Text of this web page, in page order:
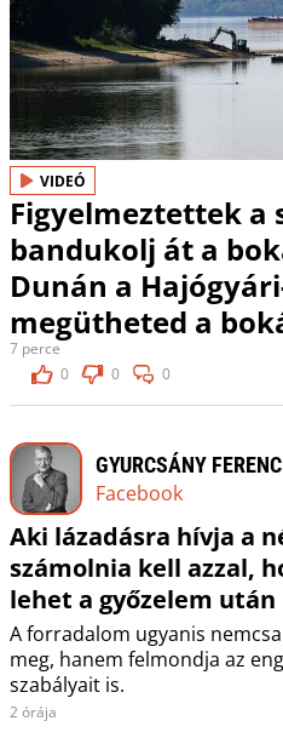
VIDEÓ
Figyelmeztettek a
bandukolj át a
Dunán a
megütheted a
7 perce
0
0 0
GYURCSÁNY FERENC
Facebook
Aki lázadásra hívja a
számolnia kell azzal,
lehet a győzelem
A forradalom ugyanis
meg, hanem felmondja az
szabályait is.
2 órája